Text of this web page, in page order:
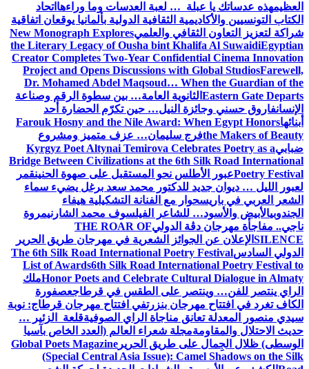
… لعبة العدسات وما وراءهااتحاد
الثقافية الدولية بألمانيا يوقعان اتفاقية
والعلميNew Monograph Explores
the Literary Legacy of Ousha bint
Creator Completes Two-Year
Project and Opens Discussions
Dr. Mohamed Abdel Maqsoud…
العامة… بين سطوة الرقم وصناعة
حين تكرّم الحضارة أحد
Farouk Hosny and the Nile Award:
سليمان… عزف متميز ومشروع
Kyrgyz Poet Altynai Temirova
Bridge Between Civilizations at the
نحو المستقبل على صهوة الحنين قمر
للدكتور محمد سعد برغل يضيء سماء
مع الفنانة التشكيلية هيفاء
الفيلسوف محمد الشارنيمروة
THE ROAR OF
الشعرية في مهرجان طريق الحرير
The 6th Silk Road International
List of Awards6th Silk Road
Honor Poets and Celebrateملك
على الطقس في قرطاجعصفورة
بنزرتفي افتتاح مهرجان قرطاج: نوبة
الراي الصوفية قلعة الزئير …
شعراء العالم (العدد الخاص بآسيا
طريق الحرير Global Poets Magazine
(Special Central Asia Issue):